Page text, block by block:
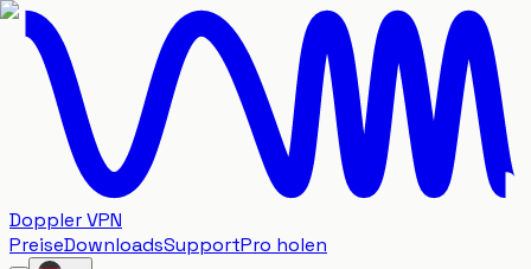
Doppler VPN
PreiseDownloadsSupportPro holen